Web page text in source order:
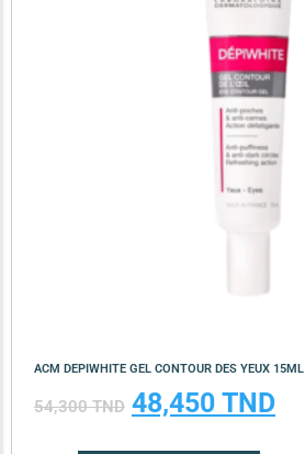
ACM DEPIWHITE GEL CONTOUR DES YEUX 15ML
54,300TND 48,450 TND